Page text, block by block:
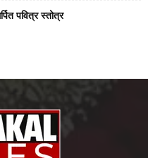
पवित्र स्तोत्र